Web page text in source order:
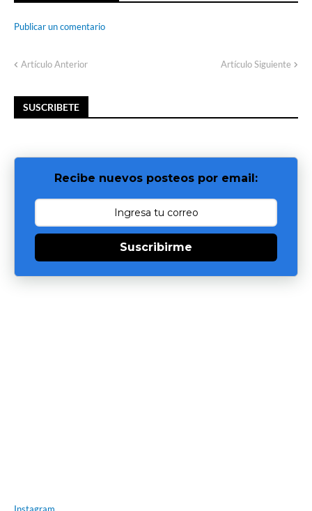
Publicar un comentario
Artículo Anterior Artículo Siguiente
SUSCRIBETE
Recibe nuevos posteos por email:
Suscribirme
Instagram